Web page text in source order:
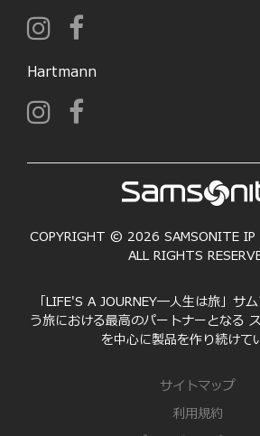
Hartmann
COPYRIGHT © 2026 SAMSONITE IP
ALL RIGHTS
「LIFE'S A JOURNEY―人生は旅」サ
う旅における最高のパートナーとなる
を中心に製品を作り続けて
サイトマップ
利用規約